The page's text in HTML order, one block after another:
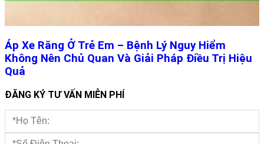
Áp Xe Răng Ở Trẻ Em – Bệnh Lý Nguy Hiểm
Không Nên Chủ Quan Và Giải Pháp Điều Trị Hiệu
Quả
ĐĂNG KÝ TƯ VẤN MIỄN PHÍ